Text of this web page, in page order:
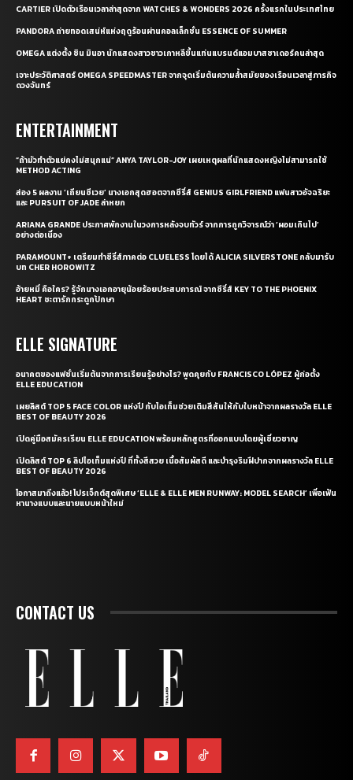
CARTIER เปิดตัวเรือนเวลาล่าสุดจาก WATCHES & WONDERS 2026 ครั้งแรกในประเทศไทย
PANDORA ถ่ายทอดเสน่ห์แห่งฤดูร้อนผ่านคอลเล็กชั่น ESSENCE OF SUMMER
OMEGA แต่งตั้ง ชิน มินอา นักแสดงสาวชาวเกาหลีขึ้นแท่นแบรนด์แอมบาสซาเดอร์คนล่าสุด
เจาะประวัติศาสตร์ OMEGA SPEEDMASTER จากจุดเริ่มต้นความล้ำสมัยของเรือนเวลาสู่ภารกิจ
ดวงจันทร์
ENTERTAINMENT
“ถ้ามัวทำตัวแย่คงไม่สนุกแน่” ANYA TAYLOR-JOY เผยเหตุผลที่นักแสดงหญิงไม่สามารถใช้
METHOD ACTING
ส่อง 5 ผลงาน ‘เถียนซีเวย’ นางเอกสุดฮอตจากซีรี่ส์ GENIUS GIRLFRIEND แฟนสาวอัจฉริยะ
และ PURSUIT OF JADE ล่าหยก
ARIANA GRANDE ประกาศพักงานในวงการหลังจบทัวร์ จากการถูกวิจารณ์ว่า ‘ผอมเกินไป’
อย่างต่อเนื่อง
PARAMOUNT+ เตรียมทำซีรี่ส์ภาคต่อ CLUELESS โดยได้ ALICIA SILVERSTONE กลับมารับ
บท CHER HOROWITZ
อ้ายหมี่ คือใคร? รู้จักนางเอกอายุน้อยร้อยประสบการณ์ จากซีรี่ส์ KEY TO THE PHOENIX
HEART ชะตารักกระดูกปักษา
ELLE SIGNATURE
อนาคตของแฟชั่นเริ่มต้นจากการเรียนรู้อย่างไร? พูดคุยกับ FRANCISCO LÓPEZ ผู้ก่อตั้ง
ELLE EDUCATION
เผยลิสต์ TOP 5 FACE COLOR แห่งปี กับไอเท็มช่วยเติมสีสันให้กับใบหน้าจากผลรางวัล ELLE
BEST OF BEAUTY 2026
เปิดคู่มือสมัครเรียน ELLE EDUCATION พร้อมหลักสูตรที่ออกแบบโดยผู้เชี่ยวชาญ
เปิดลิสต์ TOP 6 ลิปไอเท็มแห่งปี ที่ทั้งสีสวย เนื้อสัมผัสดี และบำรุงริมฝีปากจากผลรางวัล ELLE
BEST OF BEAUTY 2026
โอกาสมาถึงแล้ว! โปรเจ็กต์สุดพิเศษ ‘ELLE & ELLE MEN RUNWAY: MODEL SEARCH’ เพื่อเฟ้น
หานางแบบและนายแบบหน้าใหม่
CONTACT US